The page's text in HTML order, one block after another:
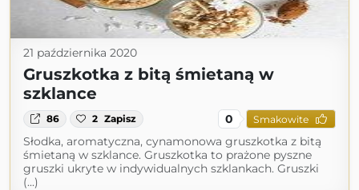
21 października 2020
Gruszkotka z bitą śmietaną w
szklance
86 2 Zapisz 0 Smakowite
Słodka, aromatyczna, cynamonowa gruszkotka z bitą
śmietaną w szklance. Gruszkotka to prażone pyszne
gruszki ukryte w indywidualnych szklankach. Gruszki
(...)